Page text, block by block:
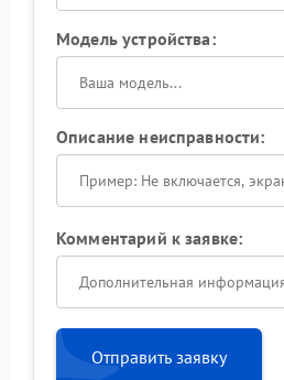
Модель устройства:
Описание неисправности:
Комментарий к заявке:
Отправить заявку